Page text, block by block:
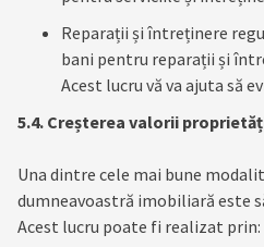
Reparații și întreținere
bani pentru reparații și
Acest lucru vă va ajuta să
5.4. Creșterea valorii
Una dintre cele mai bune
dumneavoastră imobiliară este
Acest lucru poate fi realizat prin: